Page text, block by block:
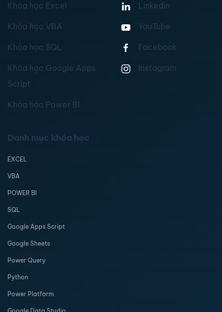
Khóa học Excel
Khóa học VBA
Khóa học SQL
Khóa học Google Apps
Script
Khóa học Power BI
Linkedin
YouTube
Facebook
Instagram
Danh mục khóa học
EXCEL
VBA
POWER BI
SQL
Google Apps Script
Google Sheets
Power Query
Python
Power Platform